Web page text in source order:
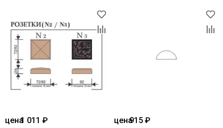
цена1 011 ₽ цена915 ₽